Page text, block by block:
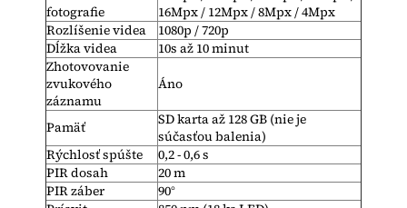
fotografie
16Mpx / 12Mpx / 8Mpx / 4Mpx
Rozlíšenie videa
1080p / 720p
Dĺžka videa
10s až 10 minut
Zhotovovanie
zvukového
záznamu
Áno
Pamäť
SD karta až 128 GB (nie je
súčasťou balenia)
Rýchlosť spúšte
0,2 - 0,6 s
PIR dosah
20 m
PIR záber
90°